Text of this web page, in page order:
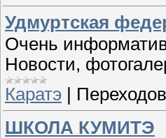
Удмуртская
Очень
Новости,
Каратэ
ШКОЛА КУМИТЭ